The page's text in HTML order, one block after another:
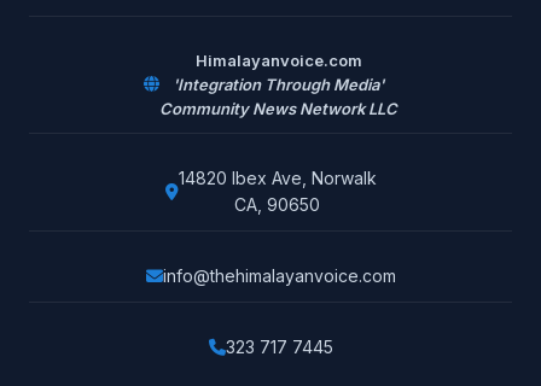
Himalayanvoice.com
'Integration Through Media'
Community News Network LLC
14820 Ibex Ave, Norwalk
CA, 90650
info@thehimalayanvoice.com
323 717 7445